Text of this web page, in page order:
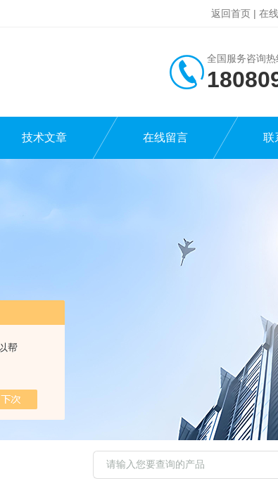
帮
返回首页 | 在
全国服务咨询热
技术文章 在线留言 联